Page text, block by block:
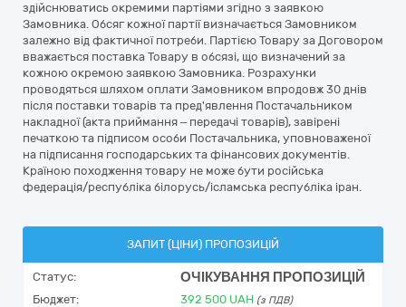
здійснюватись окремими партіями згідно з заявкою
Замовника. Обсяг кожної партії визначається Замовником
залежно від фактичної потреби. Партією Товару за Договором
вважається поставка Товару в обсязі, що визначений за
кожною окремою заявкою Замовника. Розрахунки
проводяться шляхом оплати Замовником впродовж 30 днів
після поставки товарів та пред'явлення Постачальником
накладної (акта приймання – передачі товарів), завірені
печаткою та підписом особи Постачальника, уповноваженої
на підписання господарських та фінансових документів.
Країною походження товару не може бути російська
федерація/республіка білорусь/ісламська республіка іран.
ЗАПИТ (ЦІНИ) ПРОПОЗИЦІЙ
Статус: ОЧІКУВАННЯ ПРОПОЗИЦІЙ
Бюджет: 392 500 UAH (з ПДВ)